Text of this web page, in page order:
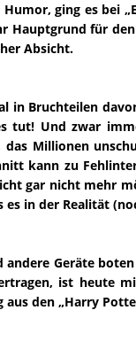
ging es bei
für den
Absicht.
in Bruchteilen
Und zwar
Millionen
kann zu
gar nicht mehr
es in der Realität
andere Geräte
ist heute
den „Harry